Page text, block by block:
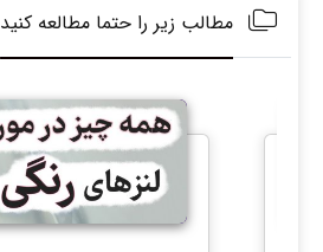
مطالب زیر را حتما مطالعه کنید